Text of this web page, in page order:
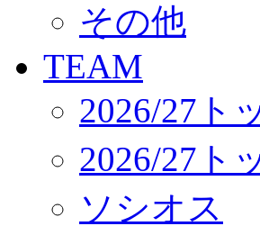
サステナビリティ
Web制作支援
応援プロジェクト
その他
TEAM
2026/27ト
2026/27ト
ソシオス